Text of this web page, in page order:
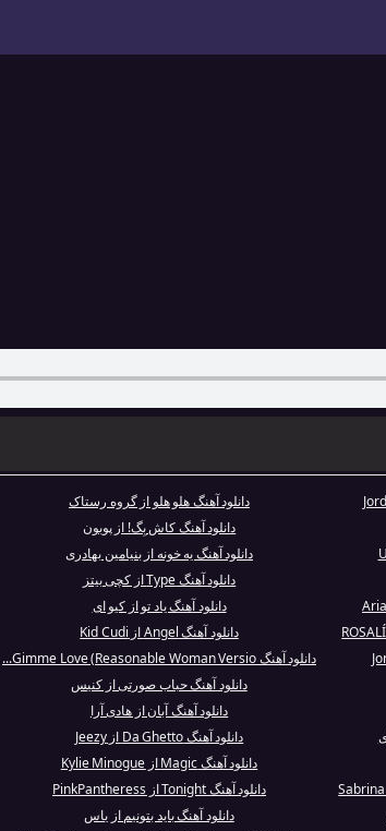
دانلود آهنگ هلو هلو از گروه رستاک
دانلود آهنگ کاش بِگ! از پوبون
دانلود آهنگ یه خونه از بنیامین بهادری
دانلود آهنگ Type از کچی بیتز
دانلود آهنگ یاد تو از کیو ای
دانلود آهنگ Angel از Kid Cudi
دانلود آهنگ Gimme Love (Reasonable Woman Versio...
دانلود آهنگ حباب صورتی از کنیس
دانلود آهنگ آبان از هادی آرا
دانلود آهنگ Da Ghetto از Jeezy
دانلود آهنگ Magic از Kylie Minogue
دانلود آهنگ Tonight از PinkPantheress
دانلود آهنگ باید بتونیم از یاس